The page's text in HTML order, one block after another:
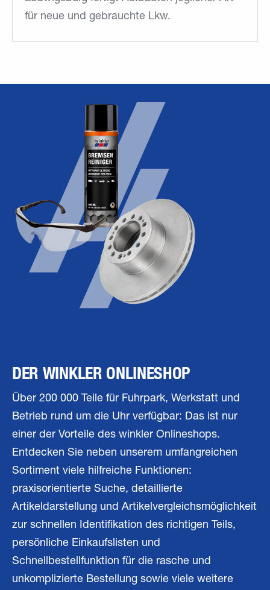
für neue und gebrauchte Lkw.
DER WINKLER ONLINESHOP
Über 200 000 Teile für Fuhrpark, Werkstatt und
Betrieb rund um die Uhr verfügbar: Das ist nur
einer der Vorteile des winkler Onlineshops.
Entdecken Sie neben unserem umfangreichen
Sortiment viele hilfreiche Funktionen:
praxisorientierte Suche, detaillierte
Artikeldarstellung und Artikelvergleichsmöglichkeit
zur schnellen Identifikation des richtigen Teils,
persönliche Einkaufslisten und
Schnellbestellfunktion für die rasche und
unkomplizierte Bestellung sowie viele weitere